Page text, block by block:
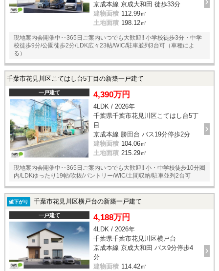
京成本線 京成大和田 徒歩33分
建物面積 112.99㎡
土地面積 198.12㎡
現地案内会開催中‥365日ご案内いつでも大歓迎!! 小学校徒歩3分・中学
校徒歩9分/公園徒歩2分/LDK広々23帖/WIC/駐車並列3台可（車種によ
る）
千葉市花見川区こてはし台5丁目の新築一戸建て
一戸建て 4,390万円
4LDK / 2026年
千葉県千葉市花見川区こてはし台5丁
目
京成本線 勝田台 バス19分停歩2分
建物面積 104.06㎡
土地面積 215.29㎡
現地案内会開催中‥365日ご案内いつでも大歓迎!! 小・中学校徒歩10分圏
内/LDKゆったり19帖/吹抜/パントリー/WIC/土間収納/駐車並列2台可
値下がり 千葉市花見川区横戸台の新築一戸建て
一戸建て 4,188万円
4LDK / 2026年
千葉県千葉市花見川区横戸台
京成本線 京成大和田 バス9分停歩4
分
建物面積 114.42㎡